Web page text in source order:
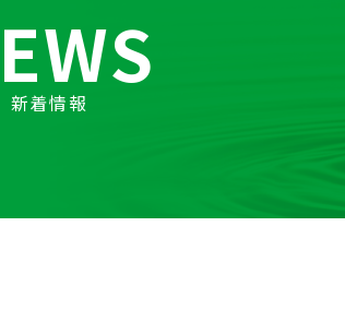
新着情報